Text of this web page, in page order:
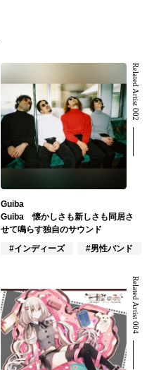
Related Artist 002
Guiba
Guiba 懐かしさも新しさも同居さ
せて鳴らす独自のサウンド
#インディーズ
#男性バンド
Related Artist 004